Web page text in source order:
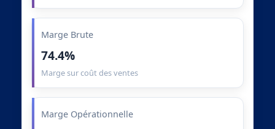
Marge Brute
74.4%
Marge sur coût des ventes
Marge Opérationnelle